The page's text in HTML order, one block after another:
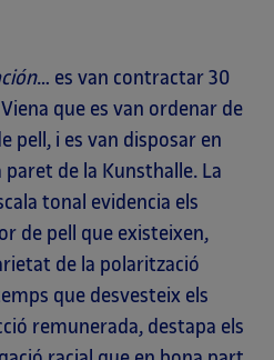
… es van contractar 30
que es van ordenar de
pell, i es van disposar en
de la Kunsthalle. La
tonal evidencia els
de pell que existeixen,
de la polarització
que desvesteix els
remunerada, destapa els